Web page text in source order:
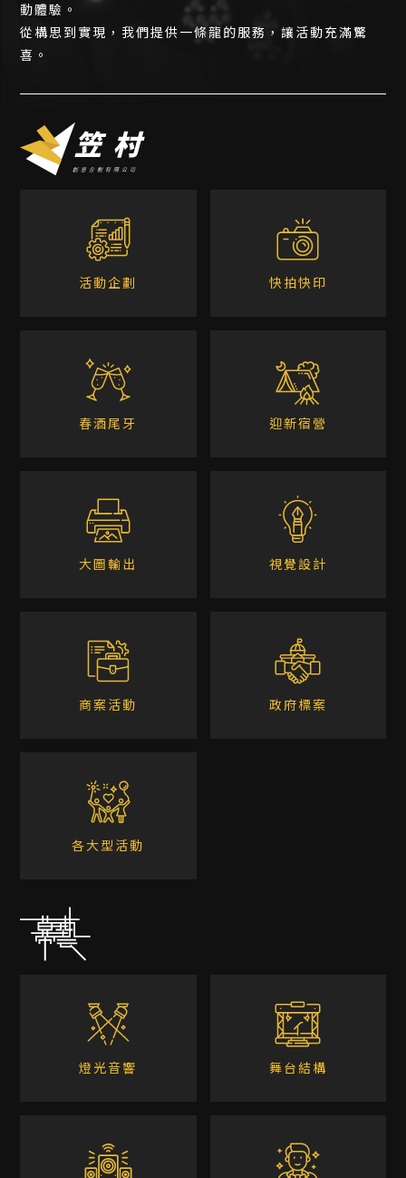
動體驗。
從構思到實現，我們提供一條龍的服務，讓活動充滿驚
喜。
活動企劃 快拍快印
春酒尾牙 迎新宿營
大圖輸出 視覺設計
商案活動 政府標案
各大型活動
燈光音響 舞台結構